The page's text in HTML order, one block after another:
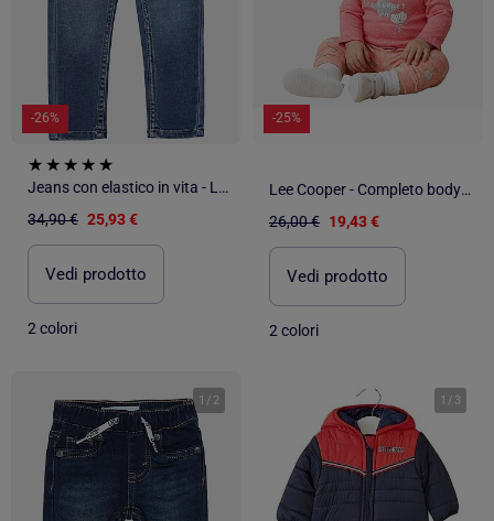
-26%
Jeans con elastico in vita - Levi's Kids
34,90 € 25,93 €
Vedi prodotto
2 colori
-25%
Lee Cooper - Completo body con maglietta a maniche lunghe e leggings neonato
26,00 € 19,43 €
Vedi prodotto
2 colori
1 / 2 1 / 3